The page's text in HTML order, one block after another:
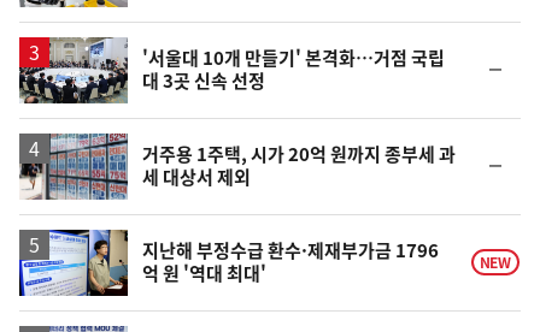
상
'서울대 10개 만들기' 본격화…거점 국립
대 3곳 신속 선정
일
거주용 1주택, 시가 20억 원까지 종부세 과
세 대상서 제외
일
지난해 부정수급 환수·제재부가금 1796
억 원 '역대 최대'
NEW